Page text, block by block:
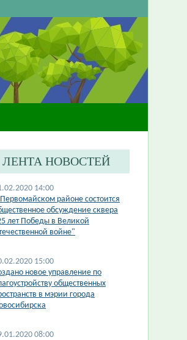
ЛЕНТА НОВОСТЕЙ
14:00
районе состоится
обсуждение сквера
лет Победы в Великой
войне"
15:00
новое управление по
общественных
в мэрии города
08:00